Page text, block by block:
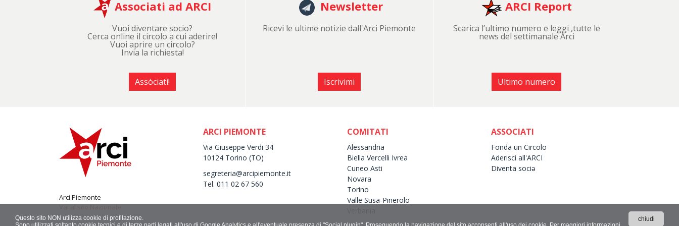
chiudi
Questo sito NON utilizza cookie di profilazione.
Associati ad ARCI
Vuoi diventare socio?
Cerca online il circolo a cui aderire!
Vuoi aprire un circolo?
Invia la richiesta!
Assòciati!
Newsletter
Ricevi le ultime notizie dall'Arci Piemonte
Iscrivimi
ARCI Report
Scarica l’ultimo numero e leggi ,tutte le
news del settimanale Arci
Ultimo numero
Arci Piemonte
Vai al sito Nazionale
ARCI PIEMONTE
Via Giuseppe Verdi 34
10124 Torino (TO)
segreteria@arcipiemonte.it
Tel. 011 02 67 560
COMITATI
Alessandria
Biella Vercelli Ivrea
Cuneo Asti
Novara
Torino
Valle Susa-Pinerolo
ASSOCIATI
Fonda un Circolo
Aderisci all'ARCI
Diventa sociə